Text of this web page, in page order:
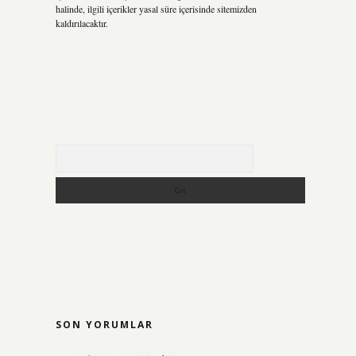
halinde, ilgili içerikler yasal süre içerisinde sitemizden
kaldırılacaktır.
SON YORUMLAR